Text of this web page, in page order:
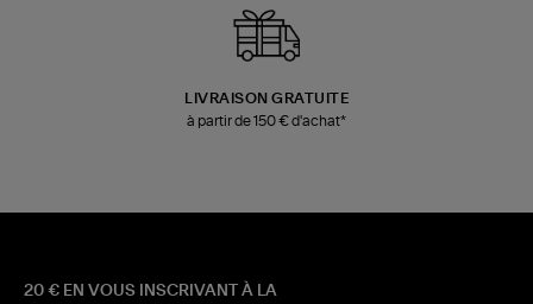
LIVRAISON GRATUITE
à partir de 150 € d'achat*
20 € EN VOUS INSCRIVANT À LA